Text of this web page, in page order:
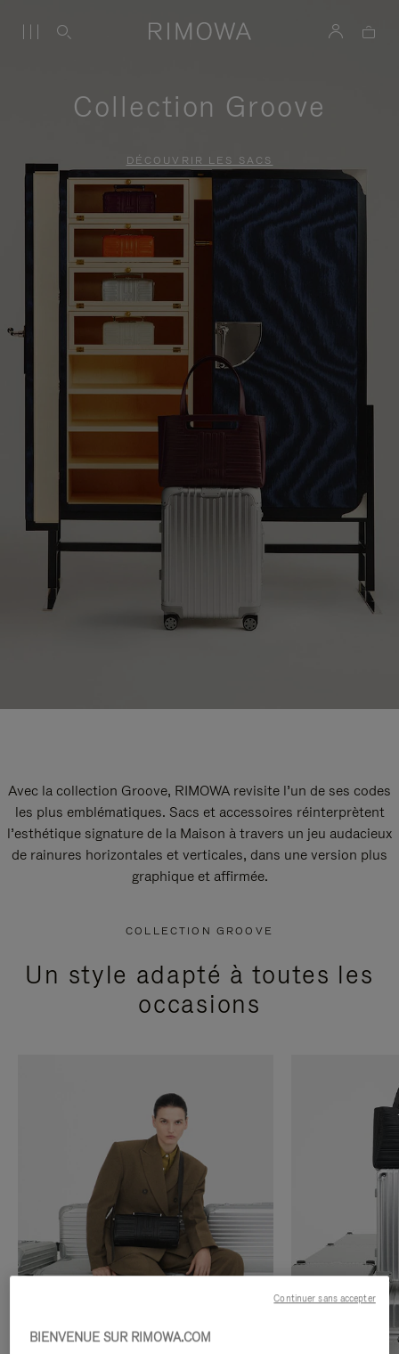
Collection Groove
DÉCOUVRIR LES SACS
Avec la collection Groove, RIMOWA revisite l’un de ses codes
les plus emblématiques. Sacs et accessoires réinterprètent
l’esthétique signature de la Maison à travers un jeu audacieux
de rainures horizontales et verticales, dans une version plus
graphique et affirmée.
COLLECTION GROOVE
Un style adapté à toutes les
occasions
BIENVENUE SUR RIMOWA.COM
Continuer sans accepter